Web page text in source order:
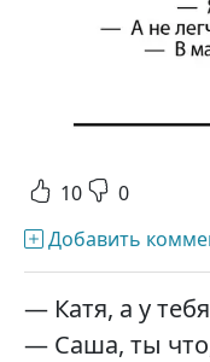
10 0
Добавить
— Катя, а у
— Саша, ты